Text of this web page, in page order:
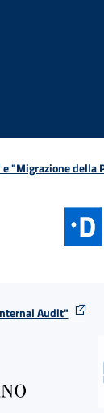
"Migrazione della
Audit"